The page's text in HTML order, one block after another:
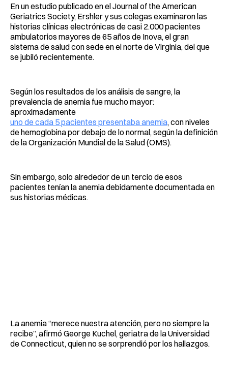
En un estudio publicado en el Journal of the American
Geriatrics Society, Ershler y sus colegas examinaron las
historias clínicas electrónicas de casi 2.000 pacientes
ambulatorios mayores de 65 años de Inova, el gran
sistema de salud con sede en el norte de Virginia, del que
se jubiló recientemente.
Según los resultados de los análisis de sangre, la
prevalencia de anemia fue mucho mayor:
aproximadamente
uno de cada 5 pacientes presentaba anemia, con niveles
de hemoglobina por debajo de lo normal, según la definición
de la Organización Mundial de la Salud (OMS).
Sin embargo, solo alrededor de un tercio de esos
pacientes tenían la anemia debidamente documentada en
sus historias médicas.
La anemia “merece nuestra atención, pero no siempre la
recibe”, afirmó George Kuchel, geriatra de la Universidad
de Connecticut, quien no se sorprendió por los hallazgos.